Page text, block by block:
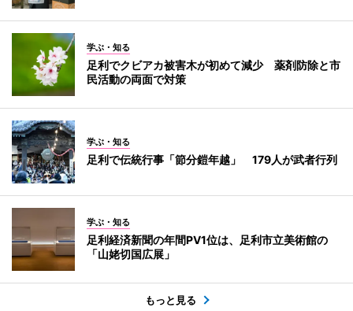
学ぶ・知る
足利でクビアカ被害木が初めて減少 薬剤防除と市
民活動の両面で対策
学ぶ・知る
足利で伝統行事「節分鎧年越」 179人が武者行列
学ぶ・知る
足利経済新聞の年間PV1位は、足利市立美術館の
「山姥切国広展」
もっと見る